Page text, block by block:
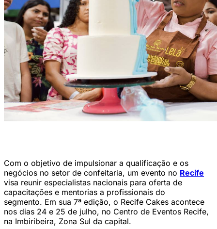
Com o objetivo de impulsionar a qualificação e os
negócios no setor de confeitaria, um evento no Recife
visa reunir especialistas nacionais para oferta de
capacitações e mentorias a profissionais do
segmento. Em sua 7ª edição, o Recife Cakes acontece
nos dias 24 e 25 de julho, no Centro de Eventos Recife,
na Imbiribeira, Zona Sul da capital.